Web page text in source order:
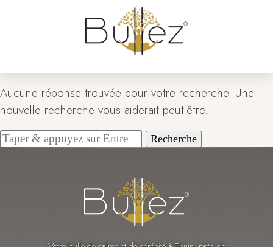
Aucune réponse trouvée pour votre recherche. Une
nouvelle recherche vous aiderait peut-être.